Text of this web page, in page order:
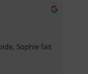
Sophie fait